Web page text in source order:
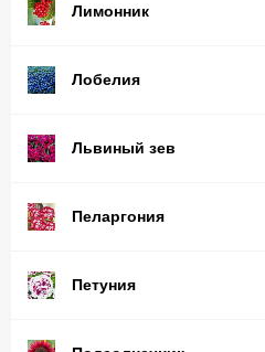
Лимонник
Лобелия
Львиный зев
Пеларгония
Петуния